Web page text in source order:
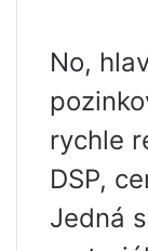
No,
rychle
DSP,
Jedná